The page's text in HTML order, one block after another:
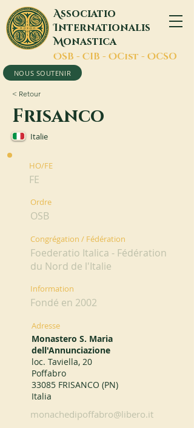
Associatio
Internationalis
Monastica
OSB - CIB - OCist - OCSO
NOUS SOUTENIR
< Retour
Frisanco
Italie
HO/FE
FE
Ordre
OSB
Congrégation / Fédération
Foederatio Italica - Fédération
du Nord de l'Italie
Information
Fondé en 2002
Adresse
Monastero S. Maria
dell'Annunciazione
loc. Taviella, 20
Poffabro
33085 FRISANCO (PN)
Italia
monachedipoffabro@libero.it